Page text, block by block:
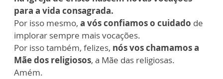
para a vida consagrada.
Por isso mesmo, a vós confiamos o cuidado de
implorar sempre mais vocações.
Por isso também, felizes, nós vos chamamos a
Mãe dos religiosos, a Mãe das religiosas.
Amém.